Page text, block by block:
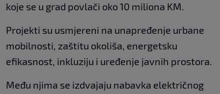
koje se u grad povlači oko 10 miliona KM.
Projekti su usmjereni na unapređenje urbane
mobilnosti, zaštitu okoliša, energetsku
efikasnost, inkluziju i uređenje javnih prostora.
Među njima se izdvajaju nabavka električnog